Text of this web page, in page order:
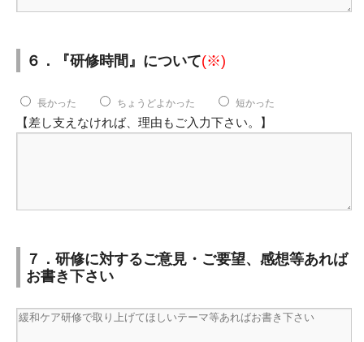
６．『研修時間』について(※)
長かった ちょうどよかった 短かった
【差し支えなければ、理由もご入力下さい。】
７．研修に対するご意見・ご要望、感想等あれば
お書き下さい